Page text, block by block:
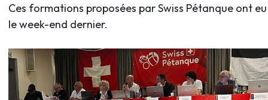
Ces formations proposées par Swiss Pétanque ont
le week-end dernier.